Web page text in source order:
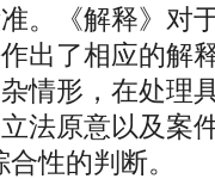
。《解释》对
出了相应的解
情形，在处理
立法原意以及案
性的判断。